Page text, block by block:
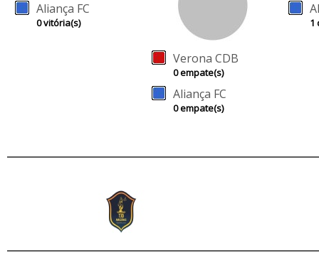
Aliança FC
0 vitória(s)
Verona CDB
0 empate(s)
Aliança FC
0 empate(s)
1